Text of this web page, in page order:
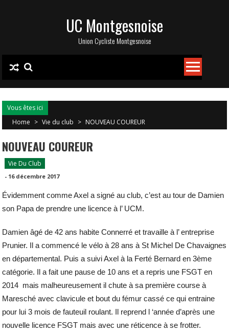
UC Montgesnoise
Union Cycliste Montgesnoise
Vous êtes ici
Home > Vie du club > NOUVEAU COUREUR
NOUVEAU COUREUR
Vie Du Club
- 16 décembre 2017
Évidemment comme Axel a signé au club, c’est au tour de Damien
son Papa de prendre une licence à l’ UCM.
Damien âgé de 42 ans habite Connerré et travaille à l’ entreprise
Prunier. Il a commencé le vélo à 28 ans à St Michel De Chavaignes
en départemental. Puis a suivi Axel à la Ferté Bernard en 3ème
catégorie. Il a fait une pause de 10 ans et a repris une FSGT en
2014 mais malheureusement il chute à sa première course à
Maresché avec clavicule et bout du fémur cassé ce qui entraine
pour lui 3 mois de fauteuil roulant. Il reprend l ‘année d’après une
nouvelle licence FSGT mais avec une réticence à se frotter.